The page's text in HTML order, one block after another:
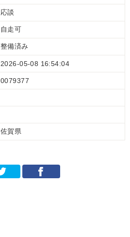
応談
自走可
整備済み
2026-05-08 16:54:04
0079377
佐賀県